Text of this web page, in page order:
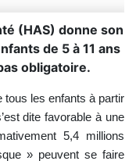
(HAS) donne son
de 5 à 11 ans
obligatoire.
tous les enfants à partir
dite favorable à une
5,4 millions
» peuvent se faire